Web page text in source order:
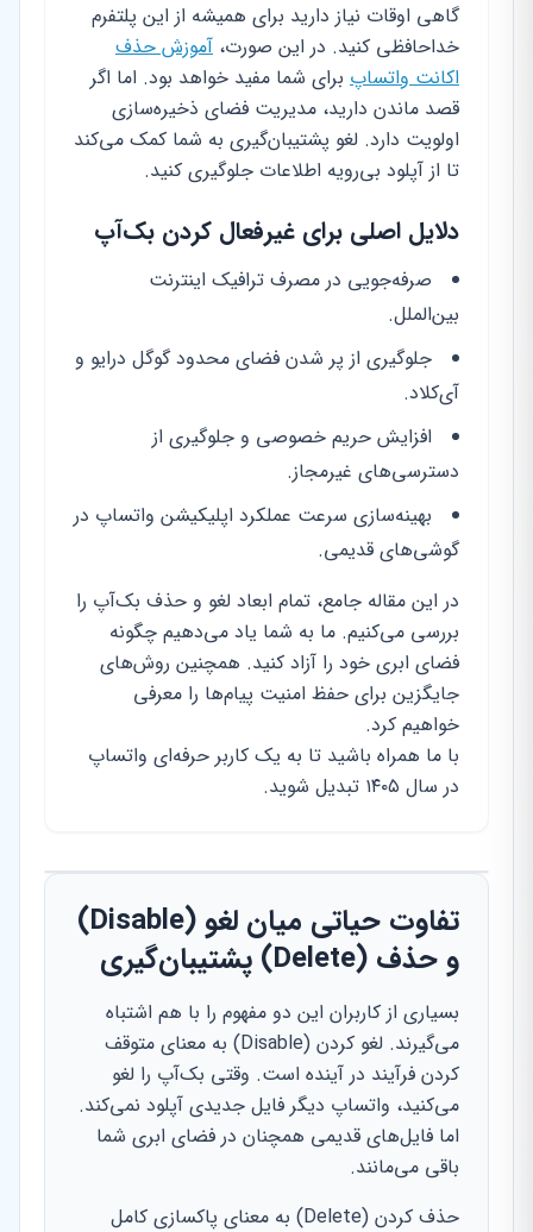
گاهی اوقات نیاز دارید برای همیشه از این پلتفرم
خداحافظی کنید. در این صورت، آموزش حذف
اکانت واتساپ برای شما مفید خواهد بود. اما اگر
قصد ماندن دارید، مدیریت فضای ذخیره‌سازی
اولویت دارد. لغو پشتیبان‌گیری به شما کمک می‌کند
تا از آپلود بی‌رویه اطلاعات جلوگیری کنید.
دلایل اصلی برای غیرفعال کردن بک‌آپ
صرفه‌جویی در مصرف ترافیک اینترنت
بین‌الملل.
جلوگیری از پر شدن فضای محدود گوگل درایو و
آی‌کلاد.
افزایش حریم خصوصی و جلوگیری از
دسترسی‌های غیرمجاز.
بهینه‌سازی سرعت عملکرد اپلیکیشن واتساپ در
گوشی‌های قدیمی.
در این مقاله جامع، تمام ابعاد لغو و حذف بک‌آپ را
بررسی می‌کنیم. ما به شما یاد می‌دهیم چگونه
فضای ابری خود را آزاد کنید. همچنین روش‌های
جایگزین برای حفظ امنیت پیام‌ها را معرفی
خواهیم کرد.
با ما همراه باشید تا به یک کاربر حرفه‌ای واتساپ
در سال ۱۴۰۵ تبدیل شوید.
تفاوت حیاتی میان لغو (Disable)
و حذف (Delete) پشتیبان‌گیری
بسیاری از کاربران این دو مفهوم را با هم اشتباه
می‌گیرند. لغو کردن (Disable) به معنای متوقف
کردن فرآیند در آینده است. وقتی بک‌آپ را لغو
می‌کنید، واتساپ دیگر فایل جدیدی آپلود نمی‌کند.
اما فایل‌های قدیمی همچنان در فضای ابری شما
باقی می‌مانند.
حذف کردن (Delete) به معنای پاکسازی کامل